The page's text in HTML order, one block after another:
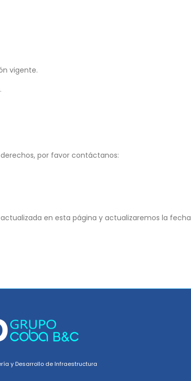
vigente.
por favor contáctanos:
en esta página y actualizaremos la fecha
y Desarrollo de Infraestructura